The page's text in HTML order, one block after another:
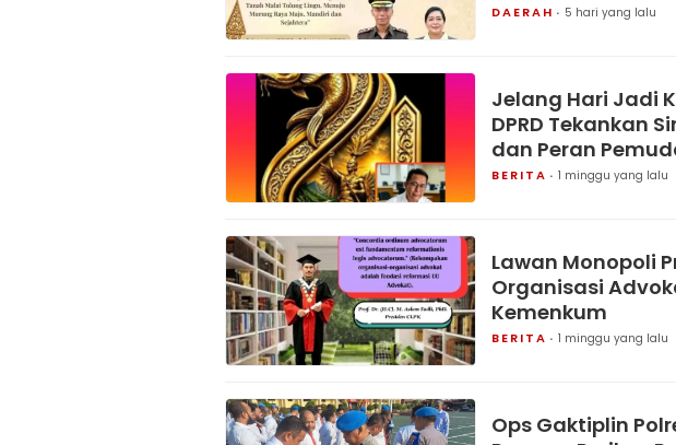
DAERAH 5 hari yang lalu
Jelang Hari Jadi
DPRD Tekankan
dan Peran
BERITA 1 minggu yang lalu
Lawan Monopoli
Organisasi
Kemenkum
BERITA 1 minggu yang lalu
Ops Gaktiplin